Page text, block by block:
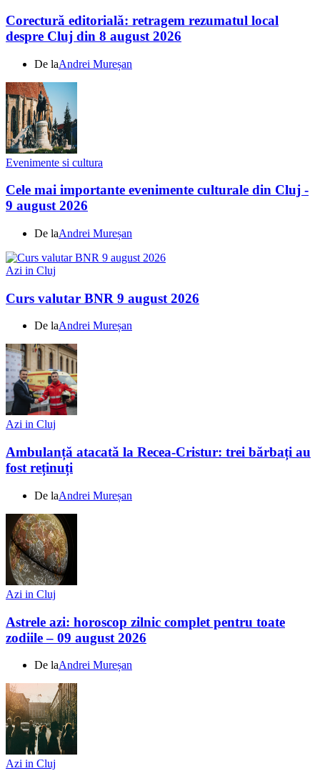
Corectură editorială: retragem rezumatul local
despre Cluj din 8 august 2026
De laAndrei Mureșan
Evenimente si cultura
Cele mai importante evenimente culturale din Cluj -
9 august 2026
De laAndrei Mureșan
Azi in Cluj
Curs valutar BNR 9 august 2026
De laAndrei Mureșan
Azi in Cluj
Ambulanță atacată la Recea-Cristur: trei bărbați au
fost reținuți
De laAndrei Mureșan
Azi in Cluj
Astrele azi: horoscop zilnic complet pentru toate
zodiile – 09 august 2026
De laAndrei Mureșan
Azi in Cluj